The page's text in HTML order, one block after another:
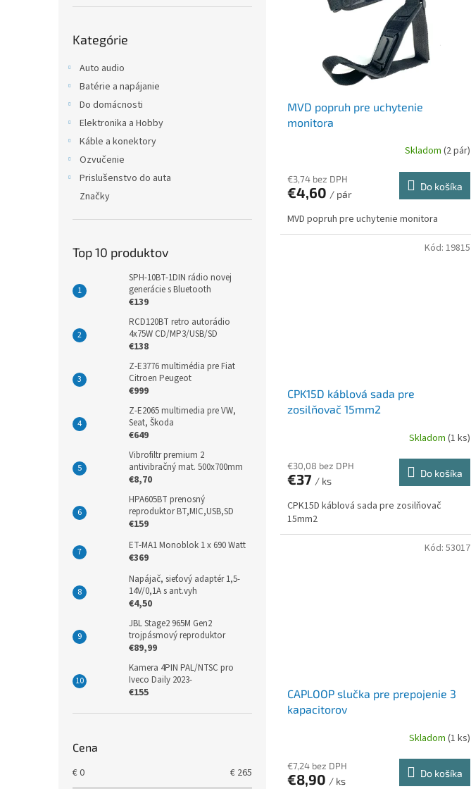
kategórie
Kategórie
Auto audio
Batérie a napájanie
Do domácnosti
Elektronika a Hobby
Káble a konektory
Ozvučenie
Prislušenstvo do auta
Značky
Top 10 produktov
SPH-10BT-1DIN rádio novej
generácie s Bluetooth
€139
RCD120BT retro autorádio
4x75W CD/MP3/USB/SD
€138
Z-E3776 multimédia pre Fiat
Citroen Peugeot
€999
Z-E2065 multimedia pre VW,
Seat, Škoda
€649
Vibrofiltr premium 2
antivibračný mat. 500x700mm
€8,70
HPA605BT prenosný
reproduktor BT,MIC,USB,SD
€159
ET-MA1 Monoblok 1 x 690 Watt
€369
Napájač, sieťový adaptér 1,5-
14V/0,1A s ant.vyh
€4,50
JBL Stage2 965M Gen2
trojpásmový reproduktor
€89,99
Kamera 4PIN PAL/NTSC pro
Iveco Daily 2023-
€155
Cena
€0 € 265
MVD popruh pre uchytenie
monitora
Skladom (2 pár)
€3,74 bez DPH
€4,60 / pár
Do košíka
MVD popruh pre uchytenie monitora
CPK15D káblová sada pre
zosilňovač 15mm2
Skladom (1 ks)
€30,08 bez DPH
€37 / ks
Do košíka
CPK15D káblová sada pre zosilňovač
15mm2
Kód: 19815
CAPLOOP slučka pre prepojenie 3
kapacitorov
Skladom (1 ks)
€7,24 bez DPH
€8,90 / ks
Do košíka
Kód: 53017